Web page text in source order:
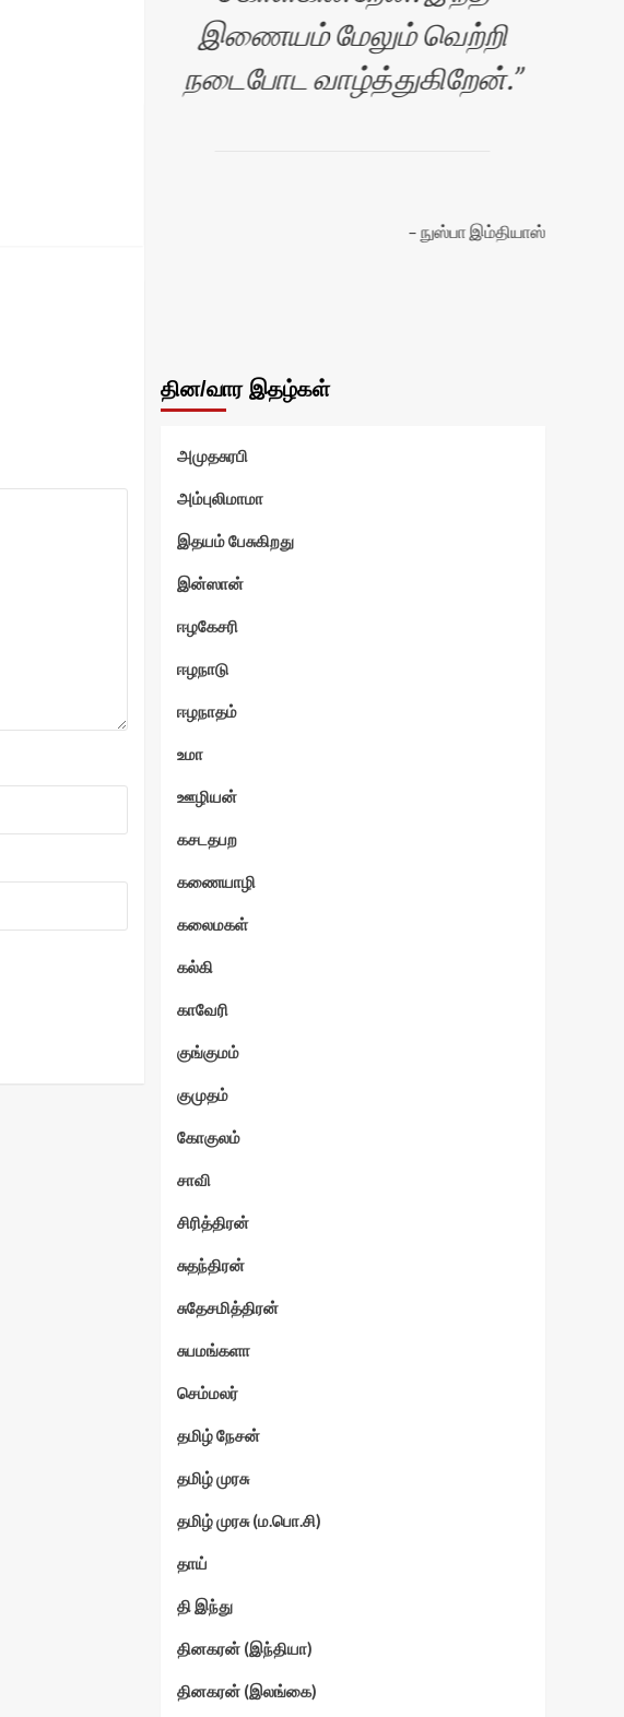
இணையம் மேலும் வெற்றி
நடைபோட வாழ்த்துகிறேன்.
நுஸ்பா இம்தியாஸ்
தின/வார இதழ்கள்
அமுதசுரபி
அம்புலிமாமா
இதயம் பேசுகிறது
இன்ஸான்
ஈழகேசரி
ஈழநாடு
ஈழநாதம்
உமா
ஊழியன்
கசடதபற
கணையாழி
கலைமகள்
கல்கி
காவேரி
குங்குமம்
குமுதம்
கோகுலம்
சாவி
சிரித்திரன்
சுதந்திரன்
சுதேசமித்திரன்
சுபமங்களா
செம்மலர்
தமிழ் நேசன்
தமிழ் முரசு
தமிழ் முரசு (ம.பொ.சி)
தாய்
தி இந்து
தினகரன் (இந்தியா)
தினகரன் (இலங்கை)